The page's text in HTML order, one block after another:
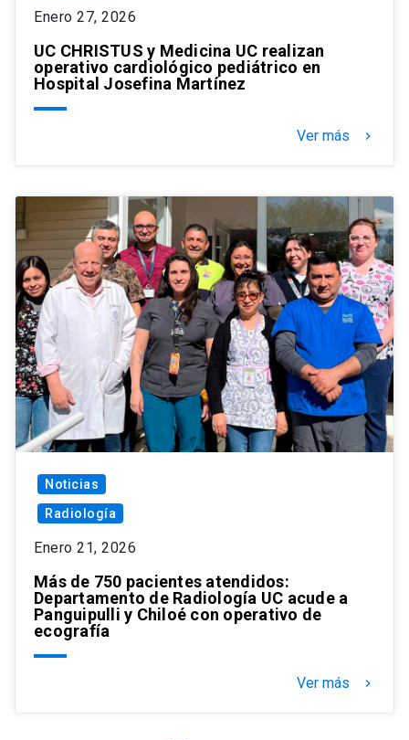
Enero 27, 2026
UC CHRISTUS y Medicina UC realizan
operativo cardiológico pediátrico en
Hospital Josefina Martínez
Ver más keyboard_arrow_right
Noticias
Radiología
Enero 21, 2026
Más de 750 pacientes atendidos:
Departamento de Radiología UC acude a
Panguipulli y Chiloé con operativo de
ecografía
Ver más keyboard_arrow_right